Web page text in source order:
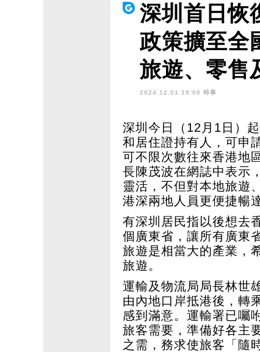
深圳首日恢
政策擴至全
旅遊、零售
2024.12.01 19:00 時事
深圳今日（12月1日）
和居住證持有人，可申
可不限次數往來香港地
長陳茂波在網誌中表示
靈活，不但對本地旅遊
港深兩地人員更便捷暢
有深圳居民指以後想去
個廣東省，讓所有廣東
旅遊是相當大的產業，
旅遊。
運輸及物流局局長林世
由內地口岸抵港後，轉
感到滿意。運輸署已囑
旅客需要，準備好各主
之需，務求使旅客「隨